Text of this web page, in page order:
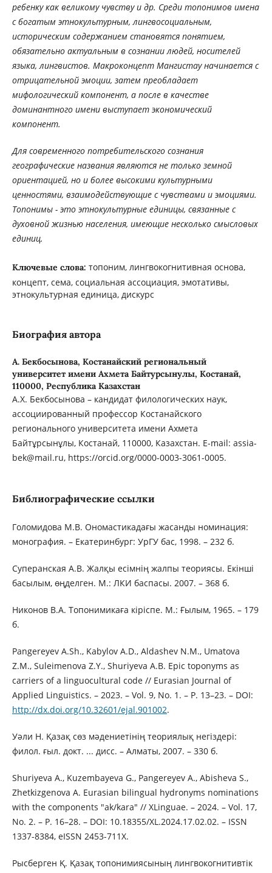
ребенку как великому чувству и др. Среди топонимов имена
с богатым этнокультурным, лингвосоциальным,
историческим содержанием становятся понятием,
обязательно актуальным в сознании людей, носителей
языка, лингвистов. Макроконцепт Мангистау начинается с
отрицательной эмоции, затем преобладает
мифологический компонент, а после в качестве
доминантного имени выступает экономический
компонент.
Для современного потребительского сознания
географические названия являются не только земной
ориентацией, но и более высокими культурными
ценностями, взаимодействующие с чувствами и эмоциями.
Топонимы - это этнокультурные единицы, связанные с
духовной жизнью населения, имеющие несколько смысловых
единиц.
Ключевые слова: топоним, лингвокогнитивная основа,
концепт, сема, социальная ассоциация, эмотативы,
этнокультурная единица, дискурс
Биография автора
А. Бекбосынова, Костанайский региональный
университет имени Ахмета Байтурсынулы, Костанай,
110000, Республика Казахстан
А.Х. Бекбосынова – кандидат филологических наук,
ассоциированный профессор Костанайского
регионального университета имени Ахмета
Байтұрсынұлы, Костанай, 110000, Казахстан. E-mail: assia-
bek@mail.ru, https://orcid.org/0000-0003-3061-0005.
Библиографические ссылки
Голомидова М.В. Ономастикадағы жасанды номинация:
монография. – Екатеринбург: УрГУ бас, 1998. – 232 б.
Суперанская А.В. Жалқы есімнің жалпы теориясы. Екінші
басылым, өңделген. M.: ЛКИ баспасы. 2007. – 368 б.
Никонов В.А. Топонимикаға кіріспе. М.: Ғылым, 1965. – 179
б.
Pangereyev A.Sh., Kabylov A.D., Aldashev N.M., Umatova
Z.M., Suleimenova Z.Y., Shuriyeva A.B. Epic toponyms as
carriers of a linguocultural code // Eurasian Journal of
Applied Linguistics. – 2023. – Vol. 9, No. 1. – P. 13–23. – DOI:
http://dx.doi.org/10.32601/ejal.901002.
Уәли Н. Қазақ сөз мәдениетінің теориялық негіздері:
филол. ғыл. докт. ... дисс. – Алматы, 2007. – 330 б.
Shuriyeva A., Kuzembayeva G., Pangereyev A., Abisheva S.,
Zhetkizgenova A. Eurasian bilingual hydronyms nominations
with the components "ak/kara" // XLinguae. – 2024. – Vol. 17,
No. 2. – P. 16–28. – DOI: 10.18355/XL.2024.17.02.02. – ISSN
1337-8384, eISSN 2453-711X.
Рысберген Қ. Қазақ топонимиясының лингвокогнитивтік